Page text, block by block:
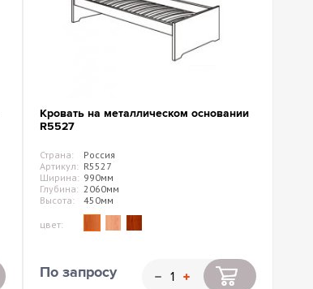
Кровать на металлическом основании
R5527
Страна:
Россия
Артикул: R5527
Ширина: 990мм
Глубина: 2060мм
Высота:
450мм
цвет:
По запросу